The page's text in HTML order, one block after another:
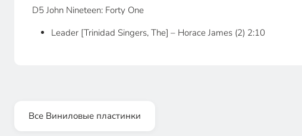
D5 John Nineteen: Forty One
Leader [Trinidad Singers, The] – Horace James (2) 2:10
Все Виниловые пластинки